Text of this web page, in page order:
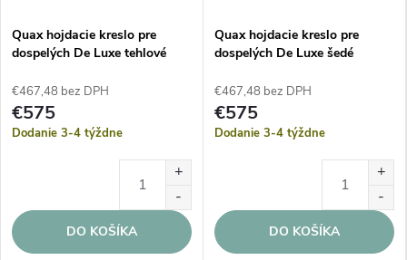
Quax hojdacie kreslo pre
dospelých De Luxe tehlové
€467,48 bez DPH
€575
Dodanie 3-4 týždne
DO KOŠÍKA
Quax hojdacie kreslo pre
dospelých De Luxe šedé
€467,48 bez DPH
€575
Dodanie 3-4 týždne
DO KOŠÍKA